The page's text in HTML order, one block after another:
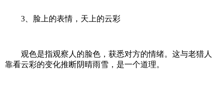
3、脸上的表情，天上的云彩
观色是指观察人的脸色，获悉对方的情绪。这与老猎人
靠看云彩的变化推断阴晴雨雪，是一个道理。